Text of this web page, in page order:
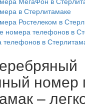
в Стерлитамаке
Ростелеком в
номера телефонов в
в
номер
–